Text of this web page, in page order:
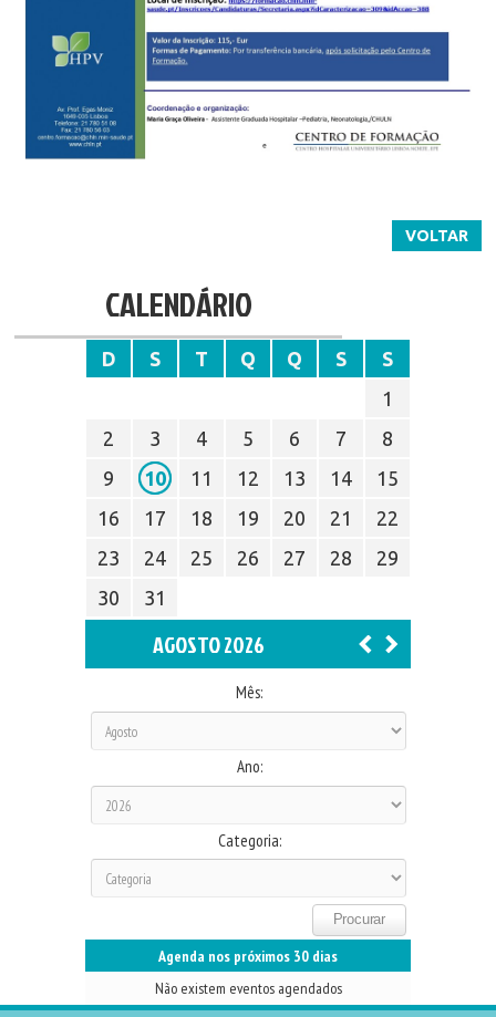
VOLTAR
CALENDÁRIO
D S T Q Q S
S
1
2
3 4 5 6 7
8
9
10 11 12 13 14
15
16
17 18 19 20 21
22
23
24 25 26 27 28
29
30
31
AGOSTO 2026
Mês:
Ano:
Categoria:
Agenda nos próximos 30 dias
Não existem eventos agendados